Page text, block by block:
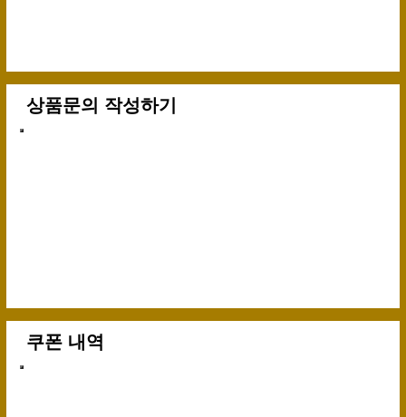
상품문의 작성하기
쿠폰 내역